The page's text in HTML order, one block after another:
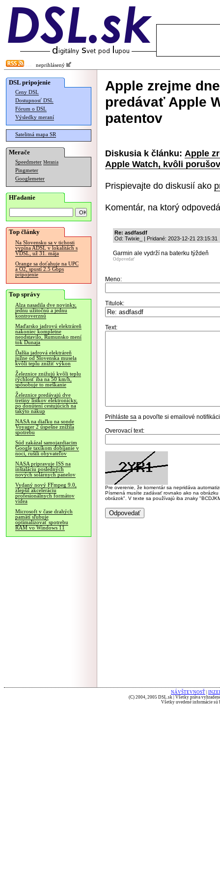
neprihlásený
DSL pripojenie
Ceny DSL
Dostupnosť DSL
Fórum o DSL
Výsledky meraní
Satelitná mapa SR
Merače
Speedmeter Merania
Pingmeter
Googlemeter
Hľadanie
Top články
Na Slovensku sa v tichosti
vypína ADSL v lokalitách s
VDSL, už 31. mája
Orange sa doťahuje na UPC
a O2, spustí 2.5 Gbps
pripojenie
Top správy
Alza nasadila dve novinky,
jednu užitočnú a jednu
kontroverznú
Maďarsko jadrovú elektráreň
nakoniec kompletne
neodstavilo, Rumunsko mení
tok Dunaja
Ďalšia jadrová elektráreň
južne od Slovenska musela
kvôli teplu znížiť výkon
Železnice znižujú kvôli teplu
rýchlosť iba na 50 km/h,
spôsobuje to meškanie
Železnice predávajú dve
tretiny lístkov elektronicky,
po donútení cestujúcich na
takýto nákup
NASA na diaľku na sonde
Voyager 2 úspešne znížila
spotrebu
Súd zakázal samojazdiacim
Google taxíkom dobíjanie v
noci, rušili obyvateľov
NASA pripravuje ISS na
inštaláciu posledných
nových solárnych panelov
Vydaný nový FFmpeg 9.0,
zlepšil akceleráciu
profesionálnych formátov
videa
Microsoft v čase drahých
pamätí sľubuje
optimalizovať spotrebu
RAM vo Windows 11
Apple zrejme
predávať Apple
patentov
Diskusia k článku: Apple
Apple Watch, kvôli
Prispievajte do diskusií ako
Komentár, na ktorý
Re: asdfasdf
Od: Twixie_ | Pridané: 2023-12-21 23:15:31
Garmin ale vydrží na baterku týždeň
Odpovedať
Meno:
Titulok:
Text:
Prihláste sa a povoľte si emailové
Overovací text:
Pre overenie, že komentár sa nepridáva
Písmená musíte zadávať rovnako ako na
obrázok". V texte sa používajú iba znaky
NÁVŠTEVNOSŤ
(C) 2004, 2005 DSL.sk | Všetky práva
Všetky uvedené informácie sú